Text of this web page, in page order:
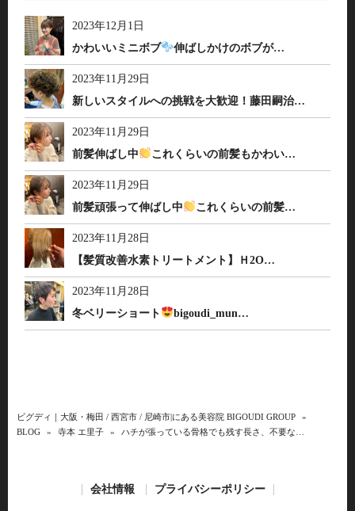
2023年12月1日
かわいいミニボブ
伸ばしかけのボブが…
2023年11月29日
新しいスタイルへの挑戦を大歓迎！藤田嗣治…
2023年11月29日
前髪伸ばし中
これくらいの前髪もかわい…
2023年11月29日
前髪頑張って伸ばし中
これくらいの前髪…
2023年11月28日
【髪質改善水素トリートメント】Ｈ2O…
2023年11月28日
冬ベリーショート
bigoudi_mun…
ビグディ｜大阪・梅田 / 西宮市 / 尼崎市|にある美容院 BIGOUDI GROUP
»
BLOG
» 寺本 エ里子 » ハチが張っている骨格でも残す長さ、不要な…
会社情報 プライバシーポリシー